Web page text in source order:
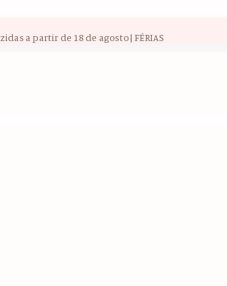
a partir de 18 de agosto| FÉRIAS